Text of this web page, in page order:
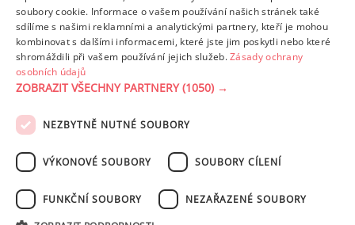
z toho nas. mastné kyseliny
7.91 g
Detailní rozpis
PODMÍNKY UŽITÍ ZÁSADY OCHRANY OSOBNÍCH ÚDAJŮ
NASTAVENÍ COOKIES
soubory cookie. Informace o vašem používání našich stránek také
sdílíme s našimi reklamními a analytickými partnery, kteří je mohou
kombinovat s dalšími informacemi, které jste jim poskytli nebo které
shromáždili při vašem používání jejich služeb.Zásady ochrany
osobních údajů
ZOBRAZIT VŠECHNY PARTNERY(1050) →
NEZBYTNĚ NUTNÉ SOUBORY
VÝKONOVÉ SOUBORY SOUBORY CÍLENÍ
FUNKČNÍ SOUBORY NEZAŘAZENÉ SOUBORY